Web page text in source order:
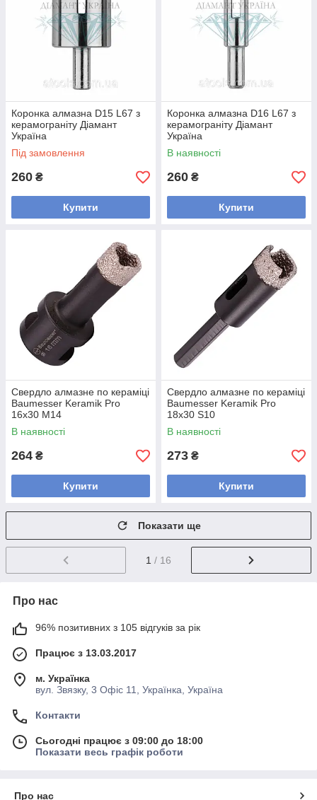
Коронка алмазна D15 L67 з
керамограніту Діамант
Україна
Під замовлення
260 ₴
Купити
Коронка алмазна D16 L67 з
керамограніту Діамант
Україна
В наявності
260 ₴
Купити
Свердло алмазне по кераміці
Baumesser Keramik Pro
16x30 M14
В наявності
264 ₴
Купити
Свердло алмазне по кераміці
Baumesser Keramik Pro
18x30 S10
В наявності
273 ₴
Купити
Показати ще
1 / 16
Про нас
96% позитивних з 105 відгуків за рік
Працює з 13.03.2017
м. Українка
вул. Звязку, 3 Офіс 11, Українка, Україна
Контакти
Сьогодні працює з 09:00 до 18:00
Показати весь графік роботи
Про нас